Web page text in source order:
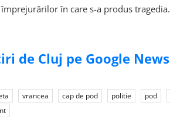
în care s-a produs tragedia.
de Cluj pe Google News
vrancea cap de pod politie pod